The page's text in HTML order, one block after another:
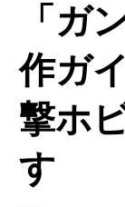
「ガ
作ガ
撃ホ
す